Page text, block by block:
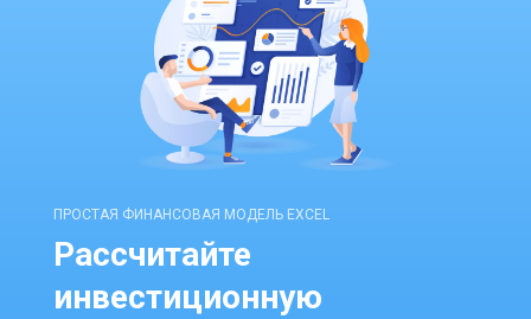
ПРОСТАЯ ФИНАНСОВАЯ МОДЕЛЬ EXCEL
Рассчитайте
инвестиционную